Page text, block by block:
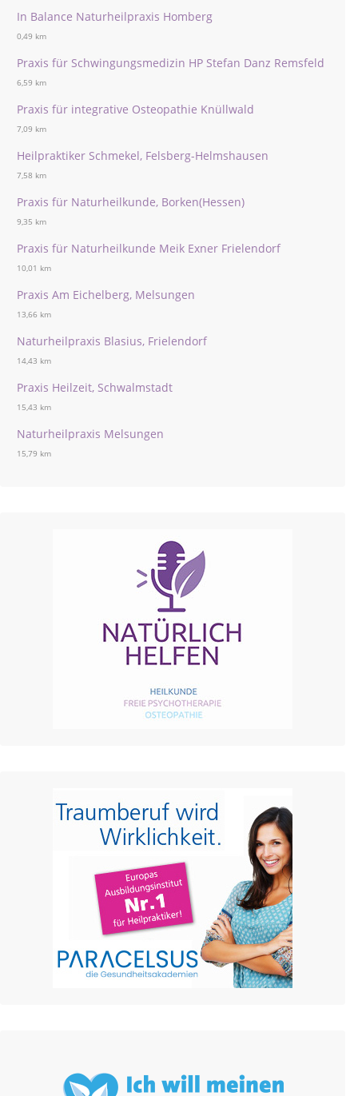
In Balance Naturheilpraxis Homberg
0,49 km
Praxis für Schwingungsmedizin HP Stefan Danz Remsfeld
6,59 km
Praxis für integrative Osteopathie Knüllwald
7,09 km
Heilpraktiker Schmekel, Felsberg-Helmshausen
7,58 km
Praxis für Naturheilkunde, Borken(Hessen)
9,35 km
Praxis für Naturheilkunde Meik Exner Frielendorf
10,01 km
Praxis Am Eichelberg, Melsungen
13,66 km
Naturheilpraxis Blasius, Frielendorf
14,43 km
Praxis Heilzeit, Schwalmstadt
15,43 km
Naturheilpraxis Melsungen
15,79 km